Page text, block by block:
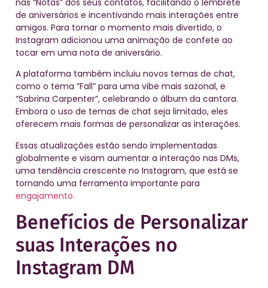
nas “Notas” dos seus contatos, facilitando o lembrete
de aniversários e incentivando mais interações entre
amigos. Para tornar o momento mais divertido, o
Instagram adicionou uma animação de confete ao
tocar em uma nota de aniversário.
A plataforma também incluiu novos temas de chat,
como o tema “Fall” para uma vibe mais sazonal, e
“Sabrina Carpenter”, celebrando o álbum da cantora.
Embora o uso de temas de chat seja limitado, eles
oferecem mais formas de personalizar as interações.
Essas atualizações estão sendo implementadas
globalmente e visam aumentar a interação nas DMs,
uma tendência crescente no Instagram, que está se
tornando uma ferramenta importante para
engajamento.
Benefícios de Personalizar
suas Interações no
Instagram DM